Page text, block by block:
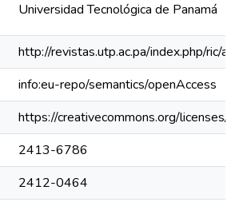
Universidad Tecnológica de Panamá
http://revistas.utp.ac.pa/index.php/
info:eu-repo/semantics/openAccess
https://creativecommons.org/
2413-6786
2412-0464